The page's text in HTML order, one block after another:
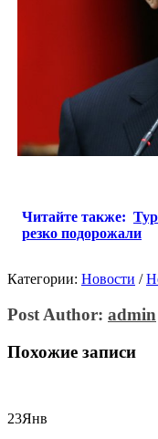
Читайте также:
резко подорожали
Категории: Новости /
Post Author: admin
Похожие записи
23Янв